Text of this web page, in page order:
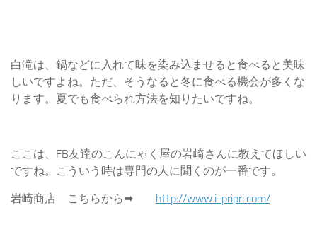
白滝は、鍋などに入れて味を染み込ませると食べると美味
しいですよね。ただ、そうなると冬に食べる機会が多くな
ります。夏でも食べられ方法を知りたいですね。
ここは、FB友達のこんにゃく屋の岩崎さんに教えてほしい
ですね。こういう時は専門の人に聞くのが一番です。
岩崎商店 こちらから➡ http://www.i-pripri.com/